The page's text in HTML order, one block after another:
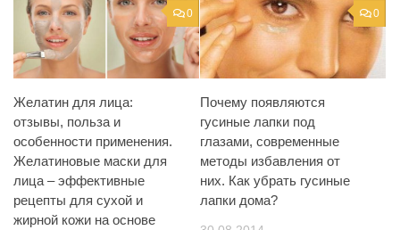
0
Желатин для лица:
отзывы, польза и
особенности применения.
Желатиновые маски для
лица – эффективные
рецепты для сухой и
жирной кожи на основе
0
Почему появляются
гусиные лапки под
глазами, современные
методы избавления от
них. Как убрать гусиные
лапки дома?